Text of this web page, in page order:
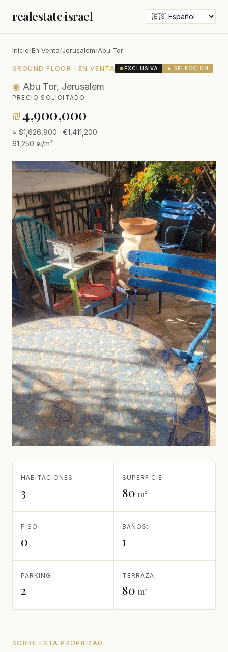
realestate·israel
Inicio/En Venta/Jerusalem/Abu Tor
GROUND FLOOR · EN VENTA ●EXCLUSIVA ★ SELECCIÓN
◉ Abu Tor, Jerusalem
PRECIO SOLICITADO
₪4,900,000
≈ $1,626,800 · €1,411,200
61,250 ₪/m²
HABITACIONES
3
SUPERFICIE
80 m²
PISO
0
BAÑOS:
1
PARKING
2
TERRAZA
80 m²
SOBRE ESTA PROPIEDAD